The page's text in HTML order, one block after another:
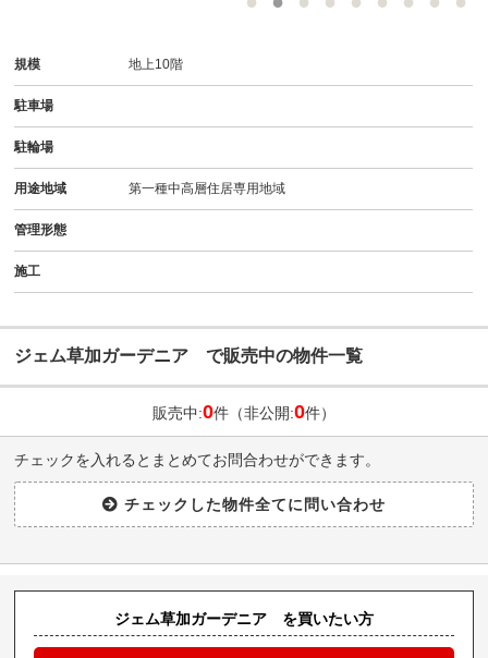
規模 地上10階
駐車場
駐輪場
用途地域 第一種中高層住居専用地域
管理形態
施工
ジェム草加ガーデニア で販売中の物件一覧
販売中:0件（非公開:0件）
チェックを入れるとまとめてお問合わせができます。
ジェム草加ガーデニア を買いたい方